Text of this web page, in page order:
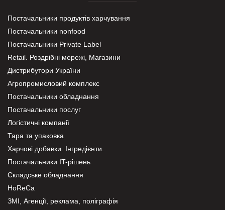
Постачальники продуктів харчування
Постачальники nonfood
Постачальники Private Label
Retail. Роздрібні мережі, Магазини
Дистрибутори України
Агропромисловий комплекс
Постачальники обладнання
Постачальники послуг
Логістичні компанії
Тара та упаковка
Харчові добавки. Інгредієнти.
Постачальники IT-рішень
Складське обладнання
HoReCa
ЗМІ, Агенції, реклама, поліграфія